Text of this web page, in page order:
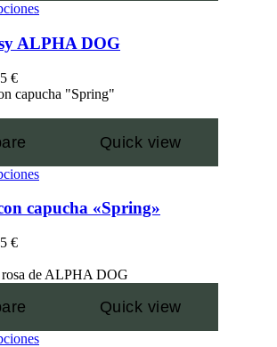
ALPHA DOG
€
Quick view
capucha «Spring»
€
Quick view